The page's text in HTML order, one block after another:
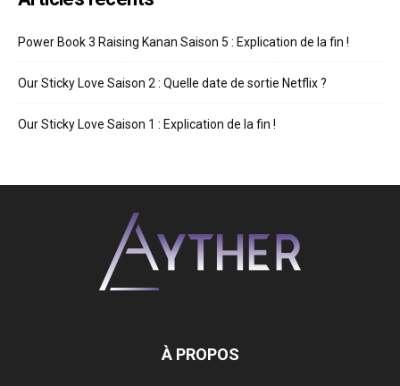
Power Book 3 Raising Kanan Saison 5 : Explication de la fin !
Our Sticky Love Saison 2 : Quelle date de sortie Netflix ?
Our Sticky Love Saison 1 : Explication de la fin !
À PROPOS